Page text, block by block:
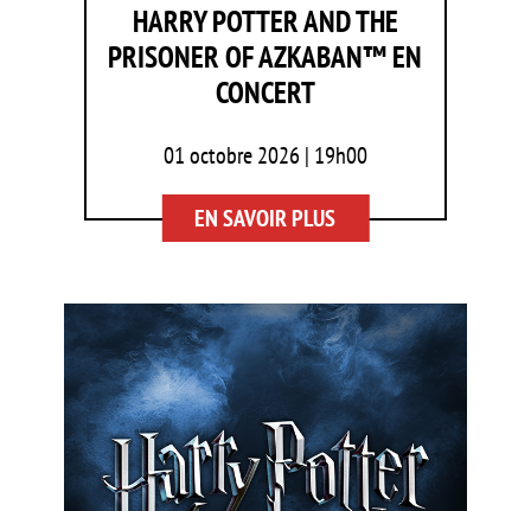
HARRY POTTER AND THE
PRISONER OF AZKABAN™ EN
CONCERT
01 octobre 2026 | 19h00
EN SAVOIR PLUS